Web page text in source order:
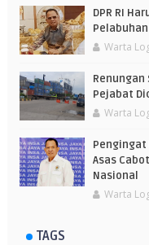
DPR RI
Pelabuhan
Warta
Renungan
Pejabat
Warta
Pengingat
Asas
Nasional
Warta
TAGS